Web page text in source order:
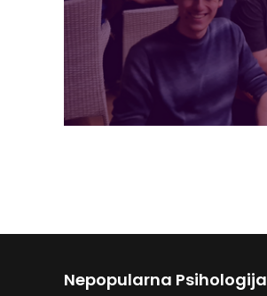
Nepopularna Psihologija